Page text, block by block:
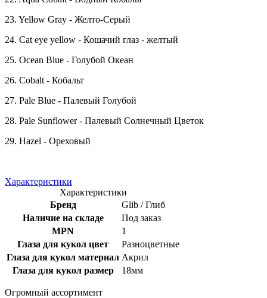
23. Yellow Gray - Желто-Серый
24. Cat eye yellow - Кошачий глаз - желтый
25. Ocean Blue - Голубой Океан
26. Cobalt - Кобальт
27. Pale Blue - Палевый Голубой
28. Pale Sunflower - Палевый Солнечный Цветок
29. Hazel - Ореховый
Характеристики
Характеристики
Бренд
Glib / Глиб
Наличие на складе
Под заказ
MPN
1
Глаза для кукол цвет
Разноцветные
Глаза для кукол материал Акрил
Глаза для кукол размер
18мм
Огромный ассортимент